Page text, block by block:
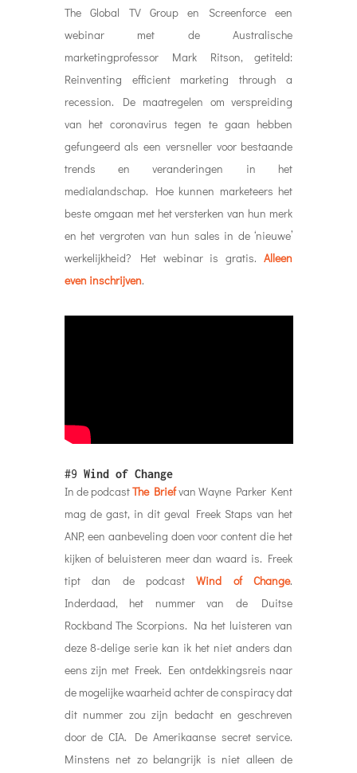
The Global TV Group en Screenforce een
webinar met de Australische
marketingprofessor Mark Ritson, getiteld:
Reinventing efficient marketing through a
recession. De maatregelen om verspreiding
van het coronavirus tegen te gaan hebben
gefungeerd als een versneller voor bestaande
trends en veranderingen in het
medialandschap. Hoe kunnen marketeers het
beste omgaan met het versterken van hun merk
en het vergroten van hun sales in de ‘nieuwe’
werkelijkheid? Het webinar is gratis.Alleen
even inschrijven.
#9 Wind of Change
In de podcastThe Briefvan Wayne Parker Kent
mag de gast, in dit geval Freek Staps van het
ANP, een aanbeveling doen voor content die het
kijken of beluisteren meer dan waard is. Freek
tipt dan de podcastWind of Change.
Inderdaad, het nummer van de Duitse
Rockband The Scorpions. Na het luisteren van
deze 8-delige serie kan ik het niet anders dan
eens zijn met Freek. Een ontdekkingsreis naar
de mogelijke waarheid achter de conspiracy dat
dit nummer zou zijn bedacht en geschreven
door de CIA. De Amerikaanse secret service.
Minstens net zo belangrijk is niet alleen de